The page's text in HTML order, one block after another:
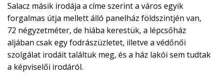
Salacz másik irodája a címe szerint a város egyik
forgalmas útja mellett álló panelház földszintjén van,
72 négyzetméter, de hiába kerestük, a lépcsőház
aljában csak egy fodrászüzletet, illetve a védőnői
szolgálat irodáit találtuk meg, és a ház lakói sem tudtak
a képviselői irodáról.